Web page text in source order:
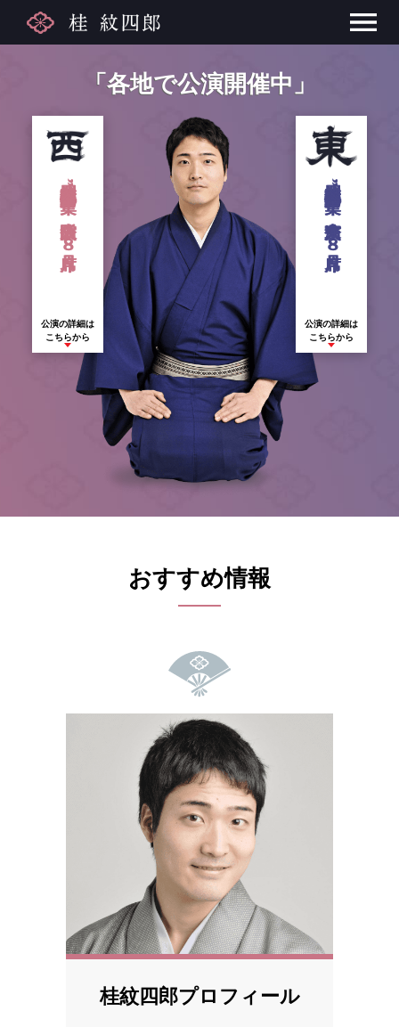
桂紋四郎 月例落語会”集” 大阪公演 ８月席
公演の詳細は
こちらから
桂紋四郎 月例落語会”集” 東京公演 ８月席
公演の詳細は
こちらから
「各地で公演開催中」
おすすめ情報
桂紋四郎プロフィール